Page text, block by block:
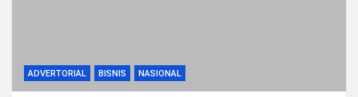
ADVERTORIAL BISNIS NASIONAL